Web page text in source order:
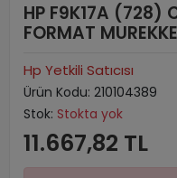
HP F9K17A (728)
FORMAT
Hp Yetkili Satıcısı
Ürün Kodu: 210104389
Stok: Stokta yok
11.667,82 TL